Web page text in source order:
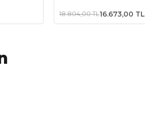
18.804,00 TL16.673,00 TL